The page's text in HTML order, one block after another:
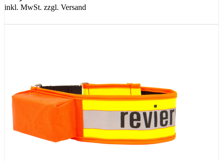
inkl. MwSt. zzgl. Versand